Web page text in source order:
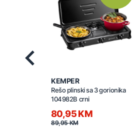
KEMPER
Rešo plinski sa 3 gorionika
104982B crni
80,95 KM
89,95 KM